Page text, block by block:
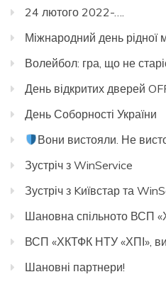
24 лютого 2022-….
Міжнародний день рідної
Волейбол: гра, що не
День відкритих дверей
День Соборності України
Вони вистояли. Не
Зустріч з WinService
Зустріч з Kиївстар та
Шановна спільното ВСП
ВСП «ХКТФК НТУ «ХПІ», ви
Шановні партнери!